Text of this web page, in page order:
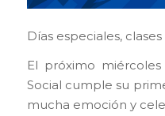
Días especiales,
El próximo
Social cumple su
mucha emoción y